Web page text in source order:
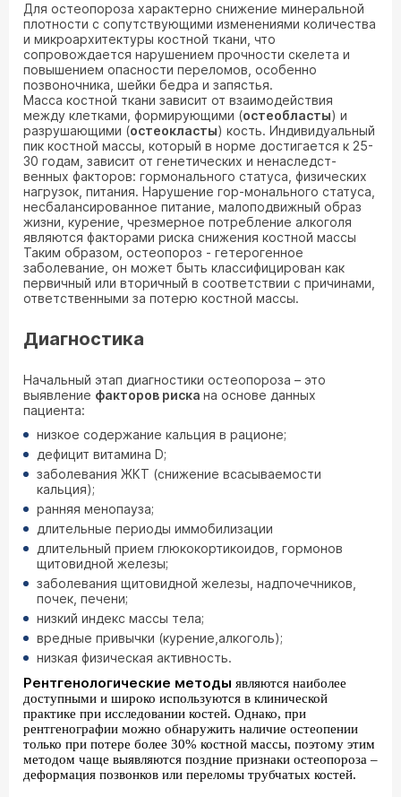
Для остеопороза характерно снижение минеральной
плотности с сопутствующими изменениями количества
и микроархитектуры костной ткани, что
сопровождается нарушением прочности скелета и
повышением опасности переломов, особенно
позвоночника, шейки бедра и запястья.
Масса костной ткани зависит от взаимодействия
между клетками, формирующими (остеобласты) и
разрушающими (остеокласты) кость. Индивидуальный
пик костной массы, который в норме достигается к 25-
30 годам, зависит от генетических и ненаследст-
венных факторов: гормонального статуса, физических
нагрузок, питания. Нарушение гор-монального статуса,
несбалансированное питание, малоподвижный образ
жизни, курение, чрезмерное потребление алкоголя
являются факторами риска снижения костной массы
Таким образом, остеопороз - гетерогенное
заболевание, он может быть классифицирован как
первичный или вторичный в соответствии с причинами,
ответственными за потерю костной массы.
Диагностика
Начальный этап диагностики остеопороза – это
выявление факторов риска на основе данных
пациента:
низкое содержание кальция в рационе;
дефицит витамина D;
заболевания ЖКТ (снижение всасываемости
кальция);
ранняя менопауза;
длительные периоды иммобилизации
длительный прием глюкокортикоидов, гормонов
щитовидной железы;
заболевания щитовидной железы, надпочечников,
почек, печени;
низкий индекс массы тела;
вредные привычки (курение,алкоголь);
низкая физическая активность.
Рентгенологические методы являются наиболее
доступными и широко используются в клинической
практике при исследовании костей. Однако, при
рентгенографии можно обнаружить наличие остеопении
только при потере более 30% костной массы, поэтому этим
методом чаще выявляются поздние признаки остеопороза –
деформация позвонков или переломы трубчатых костей.